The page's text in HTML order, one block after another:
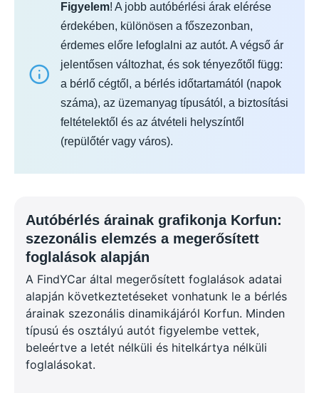
Figyelem! A jobb autóbérlési árak elérése
érdekében, különösen a főszezonban,
érdemes előre lefoglalni az autót. A végső ár
jelentősen változhat, és sok tényezőtől függ:
a bérlő cégtől, a bérlés időtartamától (napok
száma), az üzemanyag típusától, a biztosítási
feltételektől és az átvételi helyszíntől
(repülőtér vagy város).
Autóbérlés árainak grafikonja Korfun:
szezonális elemzés a megerősített
foglalások alapján
A FindYCar által megerősített foglalások adatai
alapján következtetéseket vonhatunk le a bérlés
árainak szezonális dinamikájáról Korfun. Minden
típusú és osztályú autót figyelembe vettek,
beleértve a letét nélküli és hitelkártya nélküli
foglalásokat.